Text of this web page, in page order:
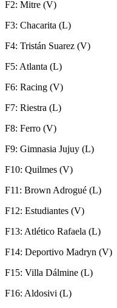
F2: Mitre (V)
F3: Chacarita (L)
F4: Tristán Suarez (V)
F5: Atlanta (L)
F6: Racing (V)
F7: Riestra (L)
F8: Ferro (V)
F9: Gimnasia Jujuy (L)
F10: Quilmes (V)
F11: Brown Adrogué (L)
F12: Estudiantes (V)
F13: Atlético Rafaela (L)
F14: Deportivo Madryn (V)
F15: Villa Dálmine (L)
F16: Aldosivi (L)